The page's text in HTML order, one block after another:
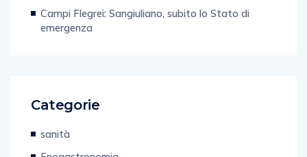
Campi Flegrei: Sangiuliano, subito lo Stato di
emergenza
Categorie
sanità